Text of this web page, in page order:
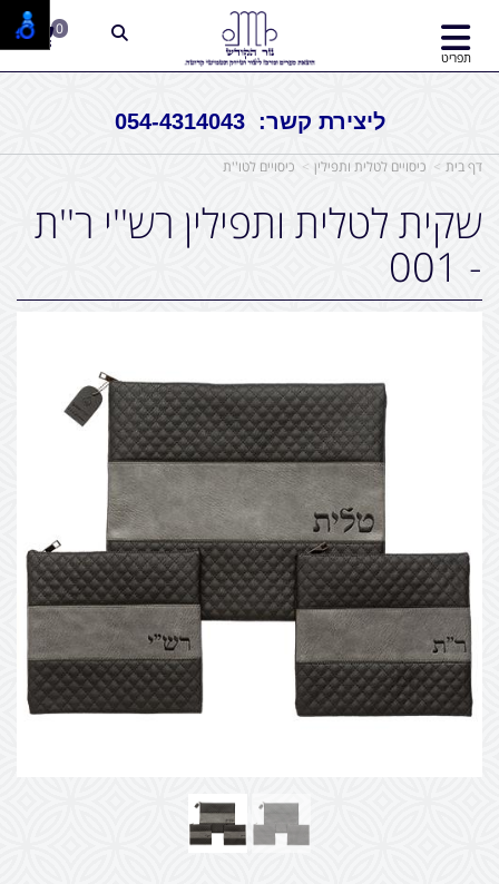
ליצירת קשר: 054-4314043
תפריט
0
דף בית כיסויים לטלית ותפילין כיסויים לטו''ת
שקית לטלית ותפילין רש''י ר''ת
- 001